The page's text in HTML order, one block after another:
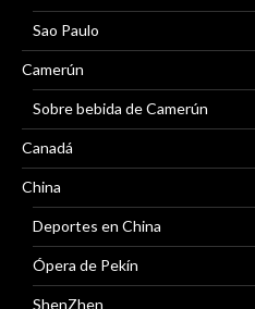
Sao Paulo
Camerún
Sobre bebida de Camerún
Canadá
China
Deportes en China
Ópera de Pekín
ShenZhen